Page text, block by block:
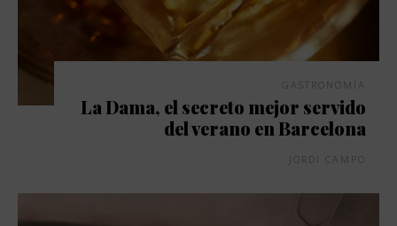
GASTRONOMÍA
La Dama, el secreto mejor servido
del verano en Barcelona
JORDI CAMPO